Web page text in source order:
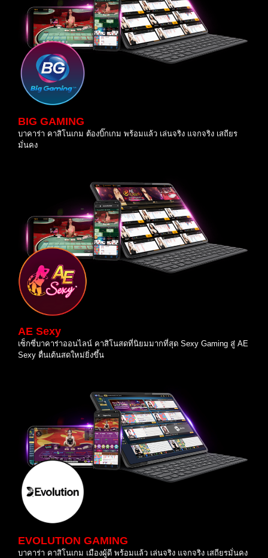
BIG GAMING
บาคาร่า คาสิโนเกม ต้องบิ๊กเกม พร้อมแล้ว เล่นจริง แจกจริง เสถียร
มั่นคง
AE Sexy
เซ็กซี่บาคาร่าออนไลน์ คาสิโนสดที่นิยมมากที่สุด Sexy Gaming สู่ AE
Sexy ตื่นเต้นสดใหม่ยิ่งขึ้น
EVOLUTION GAMING
บาคาร่า คาสิโนเกม เมืองผู้ดี พร้อมแล้ว เล่นจริง แจกจริง เสถียรมั่นคง